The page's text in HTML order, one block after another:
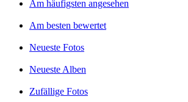
Am häufigsten angesehen
Am besten bewertet
Neueste Fotos
Neueste Alben
Zufällige Fotos